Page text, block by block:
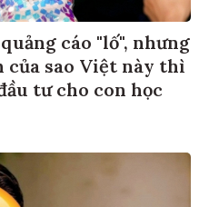
cáo "lố", nhưng
của sao Việt này thì
tư cho con học